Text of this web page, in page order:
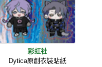
彩虹社
Dytica原創衣裝貼紙